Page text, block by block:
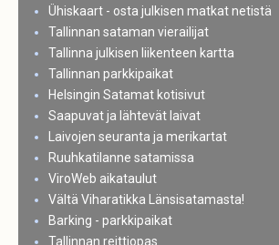
Ühiskaart - osta julkisen matkat netistä
Tallinnan sataman vierailijat
Tallinna julkisen liikenteen kartta
Tallinnan parkkipaikat
Helsingin Satamat kotisivut
Saapuvat ja lähtevät laivat
Laivojen seuranta ja merikartat
Ruuhkatilanne satamissa
ViroWeb aikataulut
Vältä Viharatikka Länsisatamasta!
Barking - parkkipaikat
Tallinnan reittiopas